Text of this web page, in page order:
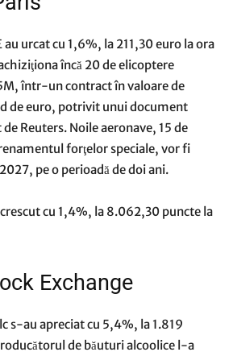
au urcat cu 1,6%, la 211,30 euro la ora
încă 20 de elicoptere
într-un contract în valoare de
de euro, potrivit unui document
Reuters. Noile aeronave, 15 de
forţelor speciale, vor fi
pe o perioadă de doi ani.
cu 1,4%, la 8.062,30 puncte la
Exchange
s-au apreciat cu 5,4%, la 1.819
de băuturi alcoolice l-a